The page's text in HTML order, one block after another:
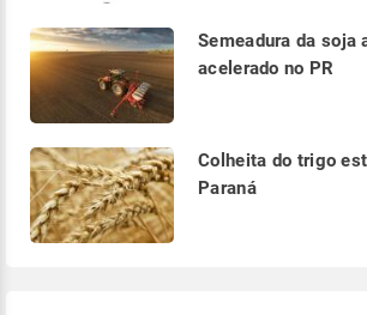
Semeadura da soja
acelerado no PR
Colheita do trigo
Paraná